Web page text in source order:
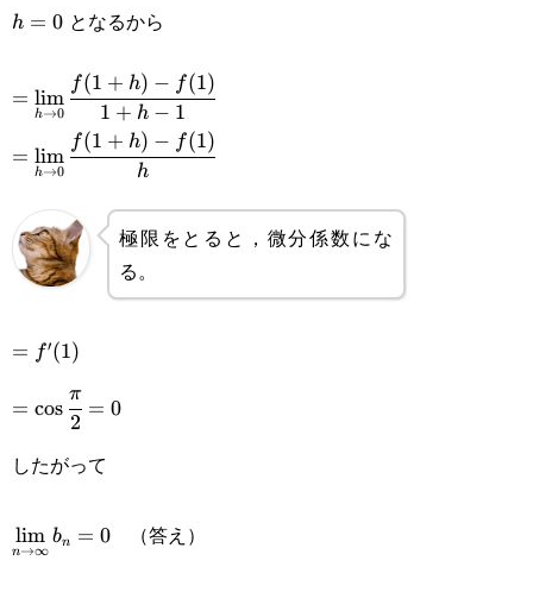
h = 0となるから
\displaystyle=\lim_{h\rightarrow0}\cfrac{f(1+h)-
f(1)}{1+h-1}
=
h→0
lim
1 + h − 1
f(1 + h) − f(1)
\displaystyle=\lim_{h\rightarrow0}\cfrac{f(1+h)-
f(1)}{h}
=
h→0
lim
h
f(1 + h) − f(1)
極限をとると，微分係数にな
る。
=f'(1)
= f′(1)
=\cos\cfrac{\pi}
= cos
2
π
= 0
したがって
\displaystyle\lim_{n\rightarrow\infty}b_n=0
n→∞
lim bn = 0（答え）